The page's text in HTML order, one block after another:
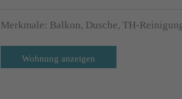
Merkmale: Balkon, Dusche, TH-
Wohnung anzeigen